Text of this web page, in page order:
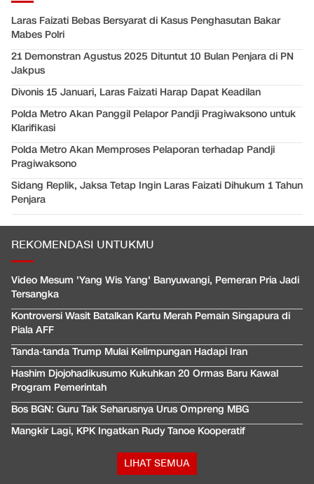
Laras Faizati Bebas Bersyarat di Kasus Penghasutan Bakar
Mabes Polri
21 Demonstran Agustus 2025 Dituntut 10 Bulan Penjara di PN
Jakpus
Divonis 15 Januari, Laras Faizati Harap Dapat Keadilan
Polda Metro Akan Panggil Pelapor Pandji Pragiwaksono untuk
Klarifikasi
Polda Metro Akan Memproses Pelaporan terhadap Pandji
Pragiwaksono
Sidang Replik, Jaksa Tetap Ingin Laras Faizati Dihukum 1 Tahun
Penjara
REKOMENDASI UNTUKMU
Video Mesum 'Yang Wis Yang' Banyuwangi, Pemeran Pria Jadi
Tersangka
Kontroversi Wasit Batalkan Kartu Merah Pemain Singapura di
Piala AFF
Tanda-tanda Trump Mulai Kelimpungan Hadapi Iran
Hashim Djojohadikusumo Kukuhkan 20 Ormas Baru Kawal
Program Pemerintah
Bos BGN: Guru Tak Seharusnya Urus Ompreng MBG
Mangkir Lagi, KPK Ingatkan Rudy Tanoe Kooperatif
LIHAT SEMUA